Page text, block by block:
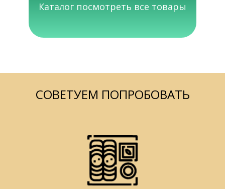
Каталог посмотреть все товары
СОВЕТУЕМ ПОПРОБОВАТЬ